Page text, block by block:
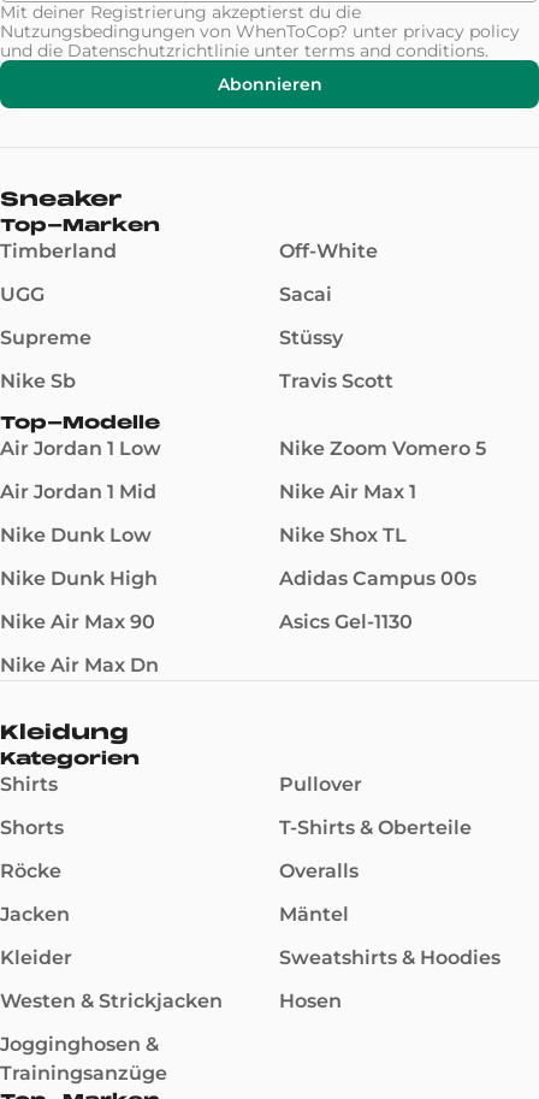
Mit deiner Registrierung akzeptierst du die
Nutzungsbedingungen von WhenToCop? unter privacy policy
und die Datenschutzrichtlinie unter terms and conditions.
Abonnieren
Sneaker
Top-Marken
Timberland
UGG
Supreme
Nike Sb
Off-White
Sacai
Stüssy
Travis Scott
Top-Modelle
Air Jordan 1 Low
Air Jordan 1 Mid
Nike Dunk Low
Nike Dunk High
Nike Air Max 90
Nike Air Max Dn
Nike Zoom Vomero 5
Nike Air Max 1
Nike Shox TL
Adidas Campus 00s
Asics Gel-1130
Kleidung
Kategorien
Shirts
Shorts
Röcke
Jacken
Kleider
Westen & Strickjacken
Jogginghosen &
Trainingsanzüge
Pullover
T-Shirts & Oberteile
Overalls
Mäntel
Sweatshirts & Hoodies
Hosen